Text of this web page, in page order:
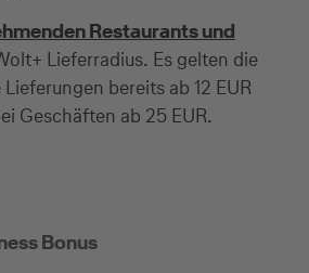
Restaurants und
Lieferradius. Es gelten die
bereits ab 12 EUR
Geschäften ab 25 EUR.
Bonus